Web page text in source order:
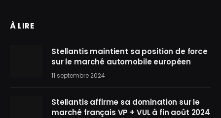
À LIRE
Stellantis maintient sa position de force
sur le marché automobile européen
11 septembre 2024
Stellantis affirme sa domination sur le
marché français VP + VUL à fin août 2024